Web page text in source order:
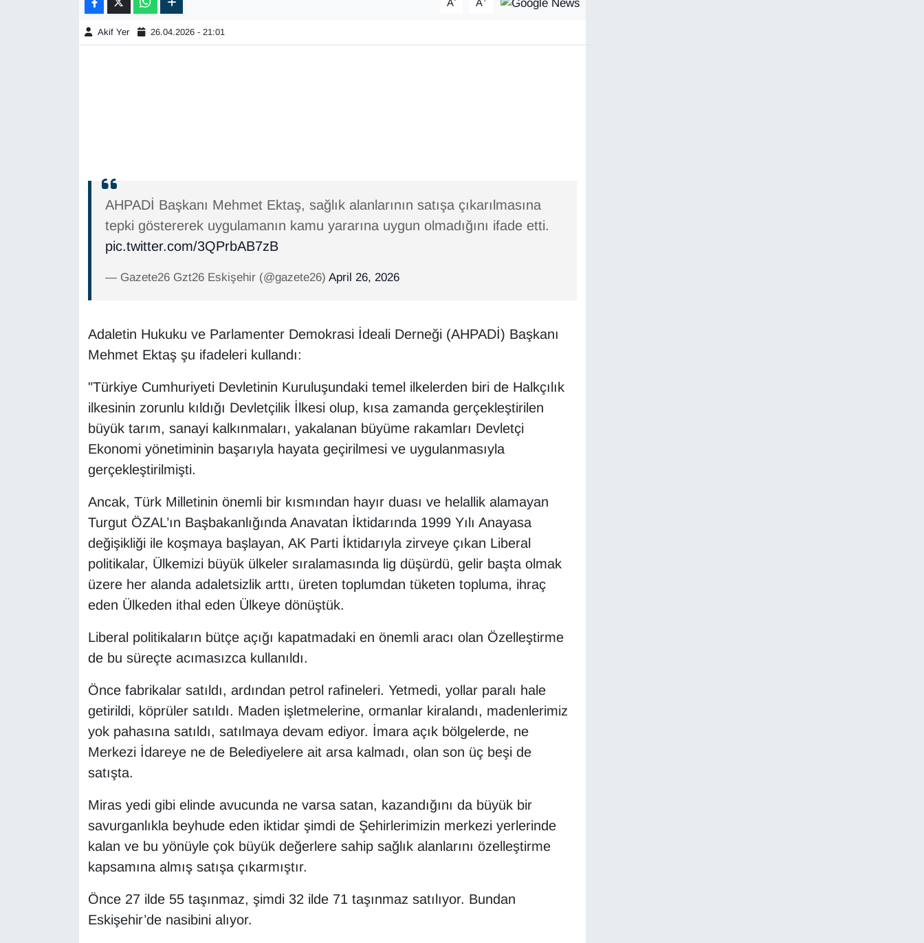
A A
Akif Yer 26.04.2026 - 21:01
AHPADİ Başkanı Mehmet Ektaş, sağlık alanlarının satışa çıkarılmasına
tepki göstererek uygulamanın kamu yararına uygun olmadığını ifade etti.
pic.twitter.com/3QPrbAB7zB
— Gazete26 Gzt26 Eskişehir (@gazete26) April 26, 2026
Adaletin Hukuku ve Parlamenter Demokrasi İdeali Derneği (AHPADİ) Başkanı
Mehmet Ektaş şu ifadeleri kullandı:
"Türkiye Cumhuriyeti Devletinin Kuruluşundaki temel ilkelerden biri de Halkçılık
ilkesinin zorunlu kıldığı Devletçilik İlkesi olup, kısa zamanda gerçekleştirilen
büyük tarım, sanayi kalkınmaları, yakalanan büyüme rakamları Devletçi
Ekonomi yönetiminin başarıyla hayata geçirilmesi ve uygulanmasıyla
gerçekleştirilmişti.
Ancak, Türk Milletinin önemli bir kısmından hayır duası ve helallik alamayan
Turgut ÖZAL’ın Başbakanlığında Anavatan İktidarında 1999 Yılı Anayasa
değişikliği ile koşmaya başlayan, AK Parti İktidarıyla zirveye çıkan Liberal
politikalar, Ülkemizi büyük ülkeler sıralamasında lig düşürdü, gelir başta olmak
üzere her alanda adaletsizlik arttı, üreten toplumdan tüketen topluma, ihraç
eden Ülkeden ithal eden Ülkeye dönüştük.
Liberal politikaların bütçe açığı kapatmadaki en önemli aracı olan Özelleştirme
de bu süreçte acımasızca kullanıldı.
Önce fabrikalar satıldı, ardından petrol rafineleri. Yetmedi, yollar paralı hale
getirildi, köprüler satıldı. Maden işletmelerine, ormanlar kiralandı, madenlerimiz
yok pahasına satıldı, satılmaya devam ediyor. İmara açık bölgelerde, ne
Merkezi İdareye ne de Belediyelere ait arsa kalmadı, olan son üç beşi de
satışta.
Miras yedi gibi elinde avucunda ne varsa satan, kazandığını da büyük bir
savurganlıkla beyhude eden iktidar şimdi de Şehirlerimizin merkezi yerlerinde
kalan ve bu yönüyle çok büyük değerlere sahip sağlık alanlarını özelleştirme
kapsamına almış satışa çıkarmıştır.
Önce 27 ilde 55 taşınmaz, şimdi 32 ilde 71 taşınmaz satılıyor. Bundan
Eskişehir’de nasibini alıyor.